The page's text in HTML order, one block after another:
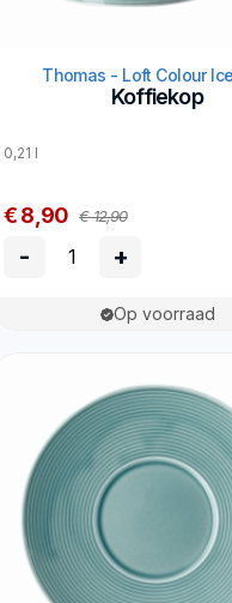
Thomas - Loft Colour
Koffiekop
0,21 l
€ 8,90 € 12,90
- +
Op voorraad